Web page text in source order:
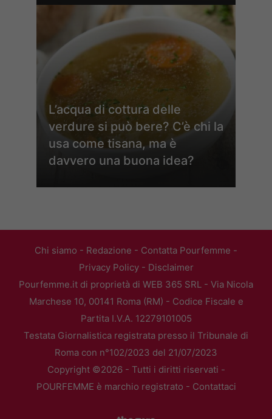
L’acqua di cottura delle
verdure si può bere? C’è chi la
usa come tisana, ma è
davvero una buona idea?
Chi siamo - Redazione - Contatta Pourfemme -
Privacy Policy- Disclaimer
Pourfemme.it di proprietà di WEB 365 SRL - Via Nicola
Marchese 10, 00141 Roma (RM) - Codice Fiscale e
Partita I.V.A. 12279101005
Testata Giornalistica registrata presso il Tribunale di
Roma con n°102/2023 del 21/07/2023
Copyright ©2026 - Tutti i diritti riservati -
POURFEMME è marchio registrato - Contattaci